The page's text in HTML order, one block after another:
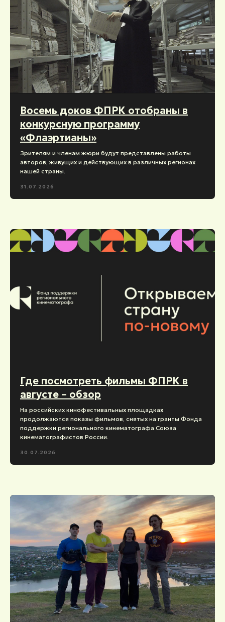
Восемь доков ФПРК отобраны в
конкурсную программу
«Флаэртианы»
Зрителям и членам жюри будут представлены работы
авторов, живущих и действующих в различных регионах
нашей страны.
31.07.2026
Где посмотреть фильмы ФПРК в
августе – обзор
На российских кинофестивальных площадках
продолжаются показы фильмов, снятых на гранты Фонда
поддержки регионального кинематографа Союза
кинематографистов России.
30.07.2026